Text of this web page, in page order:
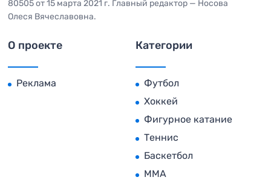
80505 от 15 марта 2021 г. Главный редактор — Носова
Олеся Вячеславовна.
О проекте
Реклама
Категории
Футбол
Хоккей
Фигурное катание
Теннис
Баскетбол
MMA